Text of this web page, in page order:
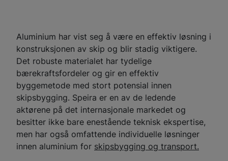
Aluminium har vist seg å være en effektiv løsning i
konstruksjonen av skip og blir stadig viktigere.
Det robuste materialet har tydelige
bærekraftsfordeler og gir en effektiv
byggemetode med stort potensial innen
skipsbygging. Speira er en av de ledende
aktørene på det internasjonale markedet og
besitter ikke bare enestående teknisk ekspertise,
men har også omfattende individuelle løsninger
innen aluminium for skipsbygging og transport.